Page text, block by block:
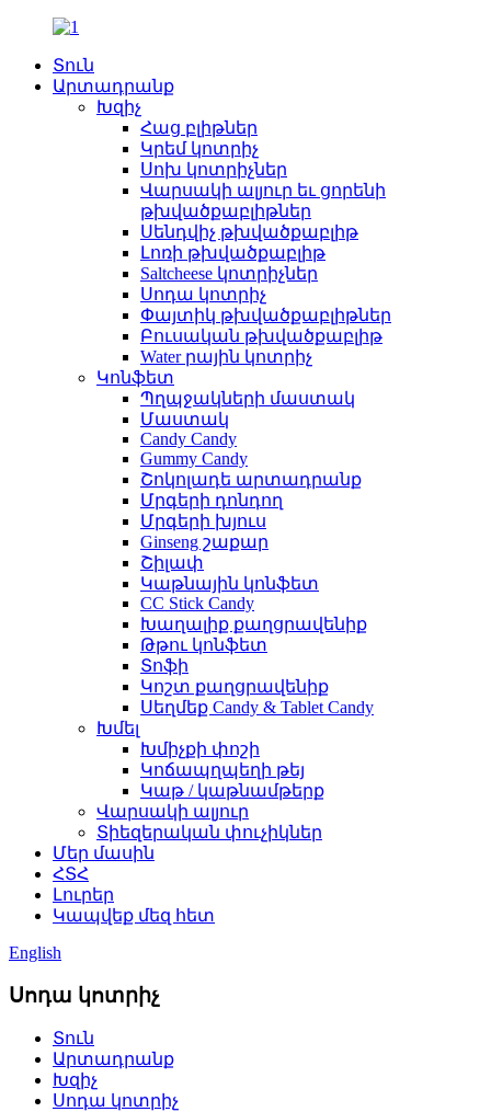
Տուն
Արտադրանք
Խզիչ
Հաց բլիթներ
Կրեմ կոտրիչ
Սոխ կոտրիչներ
Վարսակի ալյուր եւ ցորենի
թխվածքաբլիթներ
Սենդվիչ թխվածքաբլիթ
Լոռի թխվածքաբլիթ
Saltcheese կոտրիչներ
Սոդա կոտրիչ
Փայտիկ թխվածքաբլիթներ
Բուսական թխվածքաբլիթ
Water րային կոտրիչ
Կոնֆետ
Պղպջակների մաստակ
Մաստակ
Candy Candy
Gummy Candy
Շոկոլադե արտադրանք
Մրգերի դոնդող
Մրգերի խյուս
Ginseng շաքար
Շիլափ
Կաթնային կոնֆետ
CC Stick Candy
Խաղալիք քաղցրավենիք
Թթու կոնֆետ
Տոֆի
Կոշտ քաղցրավենիք
Սեղմեք Candy & Tablet Candy
Խմել
Խմիչքի փոշի
Կոճապղպեղի թեյ
Կաթ / կաթնամթերք
Վարսակի ալյուր
Տիեզերական փուչիկներ
Մեր մասին
ՀՏՀ
Լուրեր
Կապվեք մեզ հետ
English
Սոդա կոտրիչ
Տուն
Արտադրանք
Խզիչ
Սոդա կոտրիչ